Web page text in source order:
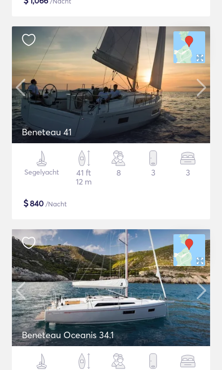
Beneteau 41
Segelyacht
41 ft
12 m
8 3 3
$840 /Nacht
Beneteau Oceanis 34.1